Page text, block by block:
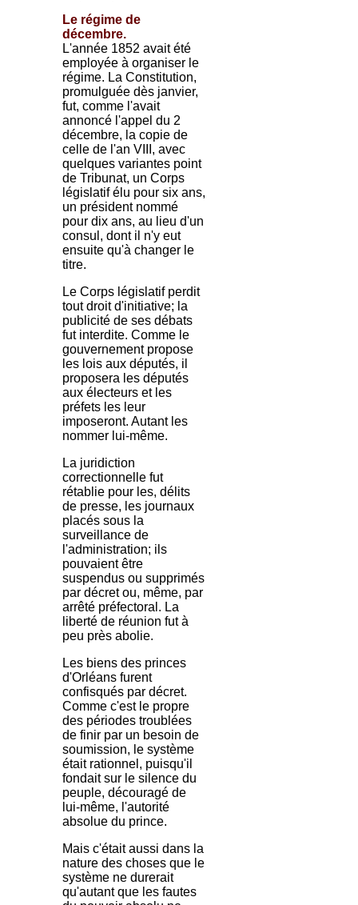
Le régime de
décembre.
L'année 1852 avait été
employée à organiser le
régime. La Constitution,
promulguée dès janvier,
fut, comme l'avait
annoncé l'appel du 2
décembre, la copie de
celle de l'an VIII, avec
quelques variantes point
de Tribunat, un Corps
législatif élu pour six ans,
un président nommé
pour dix ans, au lieu d'un
consul, dont il n'y eut
ensuite qu'à changer le
titre.
Le Corps législatif perdit
tout droit d'initiative; la
publicité de ses débats
fut interdite. Comme le
gouvernement propose
les lois aux députés, il
proposera les députés
aux électeurs et les
préfets les leur
imposeront. Autant les
nommer lui-même.
La juridiction
correctionnelle fut
rétablie pour les, délits
de presse, les journaux
placés sous la
surveillance de
l'administration; ils
pouvaient être
suspendus ou supprimés
par décret ou, même, par
arrêté préfectoral. La
liberté de réunion fut à
peu près abolie.
Les biens des princes
d'Orléans furent
confisqués par décret.
Comme c'est le propre
des périodes troublées
de finir par un besoin de
soumission, le système
était rationnel, puisqu'il
fondait sur le silence du
peuple, découragé de
lui-même, l'autorité
absolue du prince.
Mais c'était aussi dans la
nature des choses que le
système ne durerait
qu'autant que les fautes